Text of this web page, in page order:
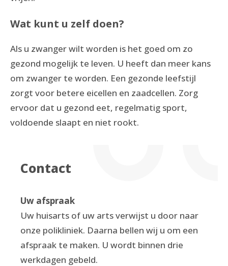
Wat kunt u zelf doen?
Als u zwanger wilt worden is het goed om zo
gezond mogelijk te leven. U heeft dan meer kans
om zwanger te worden. Een gezonde leefstijl
zorgt voor betere eicellen en zaadcellen. Zorg
ervoor dat u gezond eet, regelmatig sport,
voldoende slaapt en niet rookt.
Contact
Uw afspraak
Uw huisarts of uw arts verwijst u door naar
onze polikliniek. Daarna bellen wij u om een
afspraak te maken. U wordt binnen drie
werkdagen gebeld.